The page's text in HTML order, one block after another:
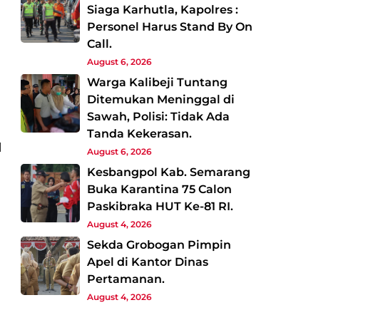
Siaga Karhutla, Kapolres :
Personel Harus Stand By On
Call.
August 6, 2026
Warga Kalibeji Tuntang
Ditemukan Meninggal di
Sawah, Polisi: Tidak Ada
Tanda Kekerasan.
August 6, 2026
Kesbangpol Kab. Semarang
Buka Karantina 75 Calon
Paskibraka HUT Ke-81 RI.
August 4, 2026
Sekda Grobogan Pimpin
Apel di Kantor Dinas
Pertamanan.
August 4, 2026